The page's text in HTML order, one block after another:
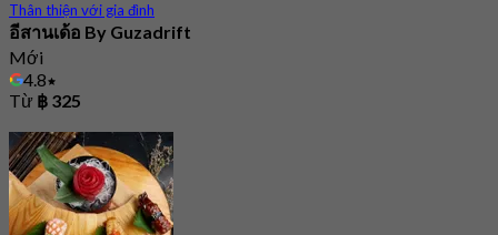
Thân thiện với gia đình
อีสานเด้อ By Guzadrift
Mới
4.8
Từ ฿ 325